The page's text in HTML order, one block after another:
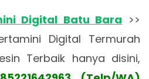
Digital Batu Bara >>
Digital Termurah
Terbaik hanya disini,